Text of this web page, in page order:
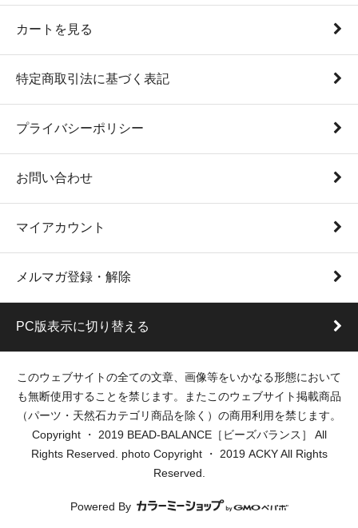
カートを見る
特定商取引法に基づく表記
プライバシーポリシー
お問い合わせ
マイアカウント
メルマガ登録・解除
PC版表示に切り替える
このウェブサイトの全ての文章、画像等をいかなる形態において
も無断使用することを禁じます。またこのウェブサイト掲載商品
（パーツ・天然石カテゴリ商品を除く）の商用利用を禁じます。
Copyright ・ 2019 BEAD-BALANCE［ビーズバランス］ All
Rights Reserved. photo Copyright ・ 2019 ACKY All Rights
Reserved.
Powered By